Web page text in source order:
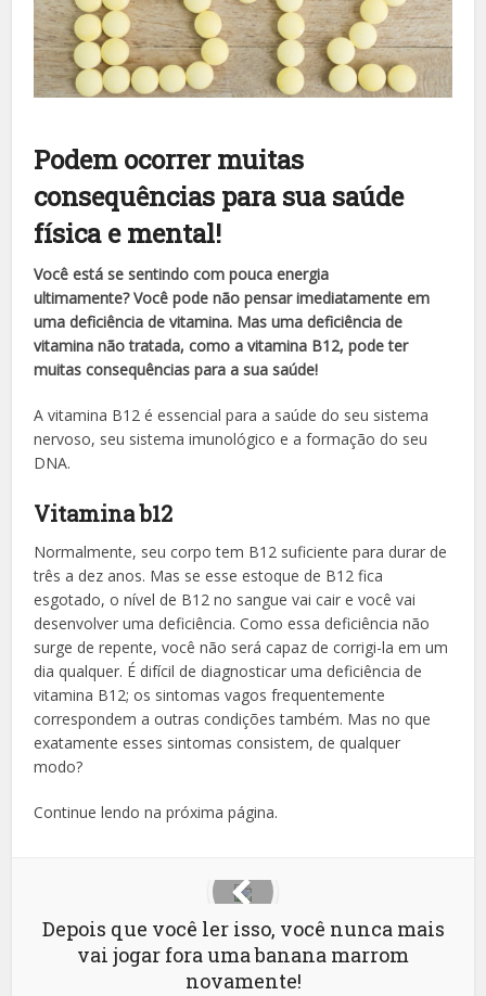
Podem ocorrer muitas
consequências para sua saúde
física e mental!
Você está se sentindo com pouca energia
ultimamente? Você pode não pensar imediatamente em
umadeficiência de vitamina. Mas uma deficiência de
vitamina não tratada, como a vitamina B12, pode ter
muitas consequências para a sua saúde!
A vitamina B12 é essencial para a saúde do seu sistema
nervoso, seu sistema imunológico e a formação do seu
DNA.
Vitamina b12
Normalmente, seu corpo tem B12 suficiente para durar de
três a dez anos. Mas se esse estoque de B12 fica
esgotado, o nível de B12 no sangue vai cair e você vai
desenvolver uma deficiência. Como essa deficiência não
surge de repente, você não será capaz de corrigi-la em um
dia qualquer. É difícil de diagnosticar uma deficiência de
vitamina B12; os sintomas vagos frequentemente
correspondem a outras condições também. Mas no que
exatamente esses sintomas consistem, de qualquer
modo?
Continue lendo na próxima página.
Depois que você ler isso, você nunca mais
vai jogar fora uma banana marrom
novamente!